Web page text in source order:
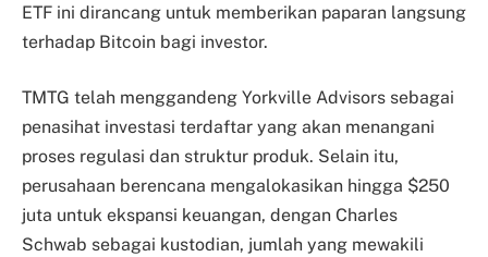
ETF ini dirancang untuk memberikan paparan langsung
terhadap Bitcoin bagi investor.
TMTG telah menggandeng Yorkville Advisors sebagai
penasihat investasi terdaftar yang akan menangani
proses regulasi dan struktur produk. Selain itu,
perusahaan berencana mengalokasikan hingga $250
juta untuk ekspansi keuangan, dengan Charles
Schwab sebagai kustodian, jumlah yang mewakili